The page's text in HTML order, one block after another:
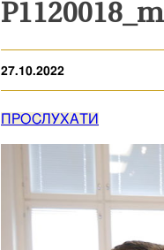
P1120018_m
27.10.2022
ПРОСЛУХАТИ